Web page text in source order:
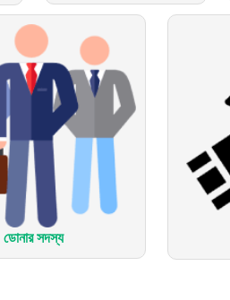
ডোনার সদস্য